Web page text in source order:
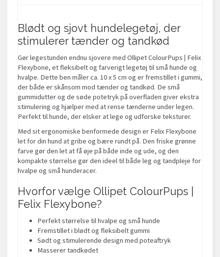
Blødt og sjovt hundelegetøj, der
stimulerer tænder og tandkød
Gør legestunden endnu sjovere med Ollipet ColourPups | Felix
Flexybone, et fleksibelt og farverigt legetøj til små hunde og
hvalpe. Dette ben måler ca. 10 x 5 cm og er fremstillet i gummi,
der både er skånsom mod tænder og tandkød. De små
gummidutter og de søde potetryk på overfladen giver ekstra
stimulering og hjælper med at rense tænderne under legen.
Perfekt til hunde, der elsker at lege og udforske teksturer.
Med sit ergonomiske benformede design er Felix Flexybone
let for din hund at gribe og bære rundt på. Den friske grønne
farve gør den let at få øje på både inde og ude, og den
kompakte størrelse gør den ideel til både leg og tandpleje for
hvalpe og små hunderacer.
Hvorfor vælge Ollipet ColourPups |
Felix Flexybone?
Perfekt størrelse til hvalpe og små hunde
Fremstillet i blødt og fleksibelt gummi
Sødt og stimulerende design med poteaftryk
Masserer tandkødet